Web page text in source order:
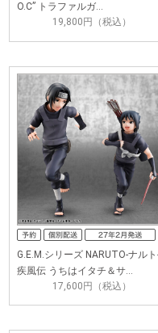
O.C” トラファルガ…
19,800円（税込）
G.E.M.シリーズ NARUTO-ナルト
疾風伝 うちはイタチ＆サ…
17,600円（税込）